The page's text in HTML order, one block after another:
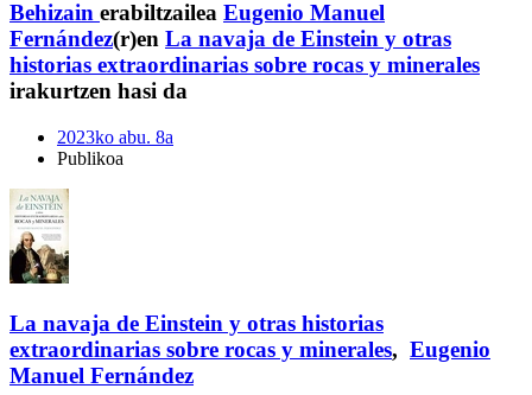
Behizain erabiltzailea Eugenio Manuel
Fernández(r)en La navaja de Einstein y otras
historias extraordinarias sobre rocas y minerales
irakurtzen hasi da
2023ko abu. 8a
Publikoa
La navaja de Einstein y otras historias
extraordinarias sobre rocas y minerales, Eugenio
Manuel Fernández